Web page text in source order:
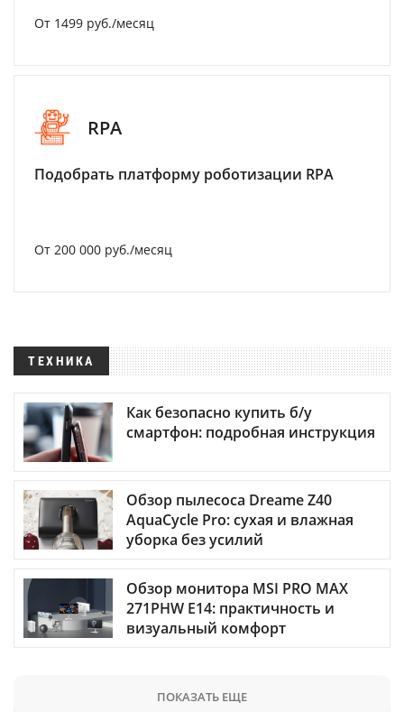
От 1499 руб./месяц
RPA
Подобрать платформу роботизации RPA
От 200 000 руб./месяц
ТЕХНИКА
Как безопасно купить б/у
смартфон: подробная инструкция
Обзор пылесоса Dreame Z40
AquaCycle Pro: сухая и влажная
уборка без усилий
Обзор монитора MSI PRO MAX
271PHW E14: практичность и
визуальный комфорт
ПОКАЗАТЬ ЕЩЕ